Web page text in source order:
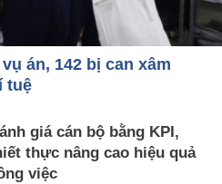
án, 142 bị can xâm
tuệ
giá cán bộ bằng KPI,
thực nâng cao hiệu quả
việc